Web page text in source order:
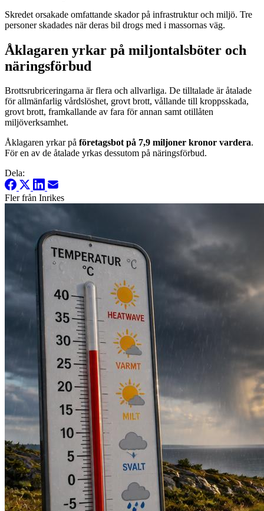
Skredet orsakade omfattande skador på infrastruktur och miljö. Tre
personer skadades när deras bil drogs med i massornas väg.
Åklagaren yrkar på miljontalsböter och
näringsförbud
Brottsrubriceringarna är flera och allvarliga. De tilltalade är åtalade
för allmänfarlig vårdslöshet, grovt brott, vållande till kroppsskada,
grovt brott, framkallande av fara för annan samt otillåten
miljöverksamhet.
Åklagaren yrkar på företagsbot på 7,9 miljoner kronor vardera.
För en av de åtalade yrkas dessutom på näringsförbud.
Dela:
Fler från Inrikes